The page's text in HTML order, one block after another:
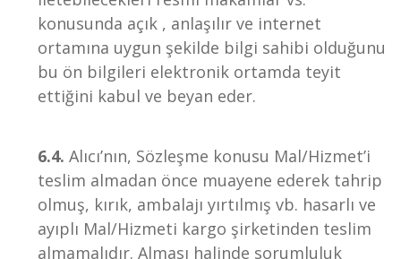
konusunda açık , anlaşılır ve internet
ortamına uygun şekilde bilgi sahibi olduğunu
bu ön bilgileri elektronik ortamda teyit
ettiğini kabul ve beyan eder.
6.4. Alıcı’nın, Sözleşme konusu Mal/Hizmet’i
teslim almadan önce muayene ederek tahrip
olmuş, kırık, ambalajı yırtılmış vb. hasarlı ve
ayıplı Mal/Hizmeti kargo şirketinden teslim
almamalıdır. Alması halinde sorumluluk